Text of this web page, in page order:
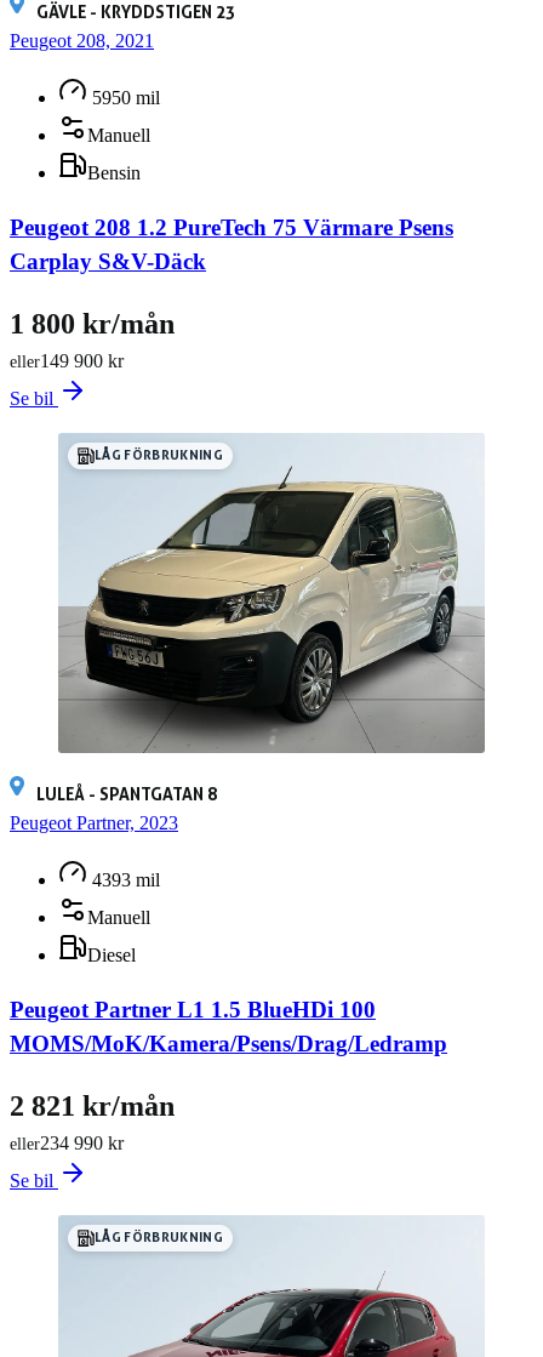
GÄVLE - KRYDDSTIGEN 23
Peugeot 208, 2021
5950 mil
Manuell
Bensin
Peugeot 208 1.2 PureTech 75 Värmare Psens
Carplay S&V-Däck
149 900 kr
eller
1 800 kr/mån
Se bil
LÅG FÖRBRUKNING
LULEÅ - SPANTGATAN 8
Peugeot Partner, 2023
4393 mil
Manuell
Diesel
Peugeot Partner L1 1.5 BlueHDi 100
MOMS/MoK/Kamera/Psens/Drag/Ledramp
234 990 kr
eller
2 821 kr/mån
Se bil
LÅG FÖRBRUKNING